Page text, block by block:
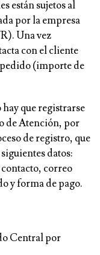
están sujetos al
por la empresa
Una vez
con el cliente
(importe de
hay que registrarse
de Atención, por
de registro, que
datos:
correo
y forma de pago.
Central por